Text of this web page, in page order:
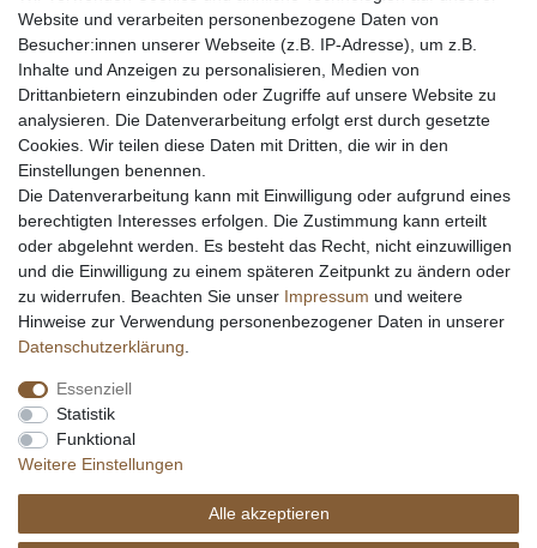
Messer Info Forum
Messer schärfen
Messerhersteller
Stahltabelle
Stahlarten
Rockwell Härte
Messerarten
Klingenformen
Holzarten
Impressum Daten­schutz­erklärung AGB
Widerrufs­recht
© Copyright Alle Preisangaben sind inkl. gesetzlicher Mehrwertsteuer und zzgl.
Website und verarbeiten personenbezogene Daten von
Besucher:innen unserer Webseite (z.B. IP-Adresse), um z.B.
Inhalte und Anzeigen zu personalisieren, Medien von
Drittanbietern einzubinden oder Zugriffe auf unsere Website zu
analysieren. Die Datenverarbeitung erfolgt erst durch gesetzte
Cookies. Wir teilen diese Daten mit Dritten, die wir in den
Einstellungen benennen.
Die Datenverarbeitung kann mit Einwilligung oder aufgrund eines
berechtigten Interesses erfolgen. Die Zustimmung kann erteilt
oder abgelehnt werden. Es besteht das Recht, nicht einzuwilligen
und die Einwilligung zu einem späteren Zeitpunkt zu ändern oder
zu widerrufen. Beachten Sie unser Impressum und weitere
Hinweise zur Verwendung personenbezogener Daten in unserer
Daten­schutz­erklärung
Essenziell
Statistik
Funktional
Weitere Einstellungen
Alle akzeptieren